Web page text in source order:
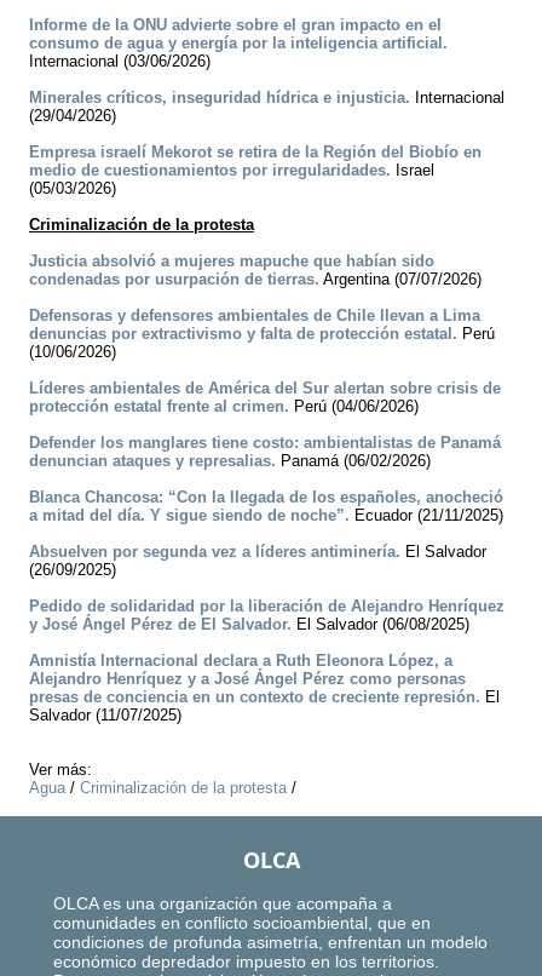
Informe de la ONU advierte sobre el gran impacto en el
consumo de agua y energía por la inteligencia artificial.
Internacional (03/06/2026)
Minerales críticos, inseguridad hídrica e injusticia. Internacional
(29/04/2026)
Empresa israelí Mekorot se retira de la Región del Biobío en
medio de cuestionamientos por irregularidades. Israel
(05/03/2026)
Criminalización de la protesta
Justicia absolvió a mujeres mapuche que habían sido
condenadas por usurpación de tierras. Argentina (07/07/2026)
Defensoras y defensores ambientales de Chile llevan a Lima
denuncias por extractivismo y falta de protección estatal. Perú
(10/06/2026)
Líderes ambientales de América del Sur alertan sobre crisis de
protección estatal frente al crimen. Perú (04/06/2026)
Defender los manglares tiene costo: ambientalistas de Panamá
denuncian ataques y represalias. Panamá (06/02/2026)
Blanca Chancosa: “Con la llegada de los españoles, anocheció
a mitad del día. Y sigue siendo de noche”. Ecuador (21/11/2025)
Absuelven por segunda vez a líderes antiminería. El Salvador
(26/09/2025)
Pedido de solidaridad por la liberación de Alejandro Henríquez
y José Ángel Pérez de El Salvador. El Salvador (06/08/2025)
Amnistía Internacional declara a Ruth Eleonora López, a
Alejandro Henríquez y a José Ángel Pérez como personas
presas de conciencia en un contexto de creciente represión. El
Salvador (11/07/2025)
Ver más:
Agua/ Criminalización de la protesta/
OLCA
OLCA es una organización que acompaña a
comunidades en conflicto socioambiental, que en
condiciones de profunda asimetría, enfrentan un modelo
económico depredador impuesto en los territorios.